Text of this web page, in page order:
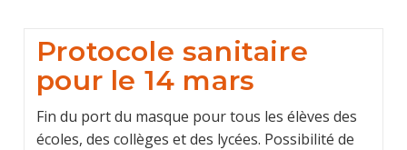
Protocole sanitaire
pour le 14 mars
Fin du port du masque pour tous les élèves des
écoles, des collèges et des lycées. Possibilité de